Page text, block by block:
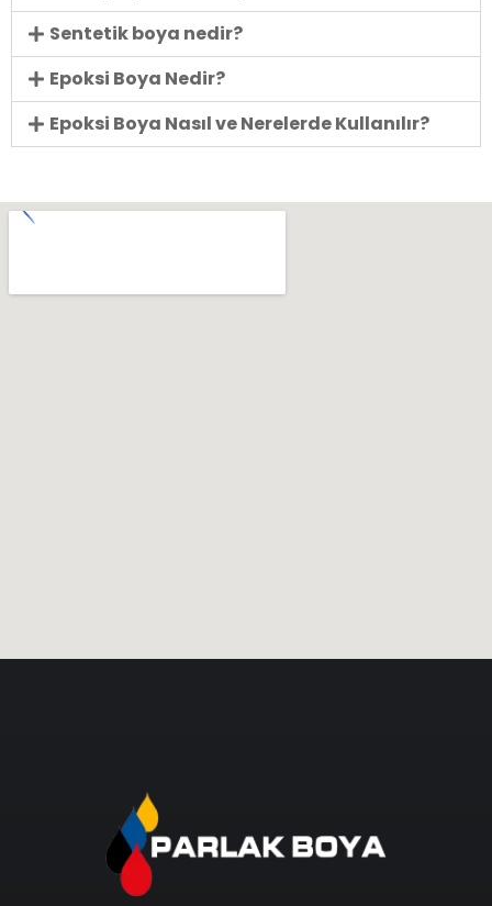
Sentetik boya nedir?
Epoksi Boya Nedir?
Epoksi Boya Nasıl ve Nerelerde Kullanılır?